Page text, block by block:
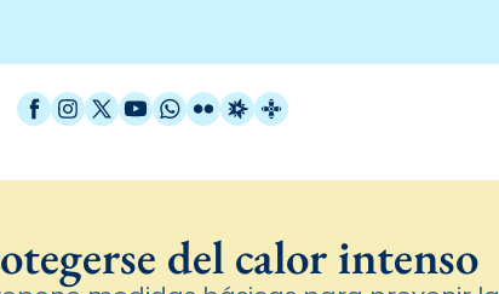
Facebook
Instagram
X / Twitter
YouTube
WhatsApp
FlickrRadio Estel
Catalunya Cristiana
del calor intenso